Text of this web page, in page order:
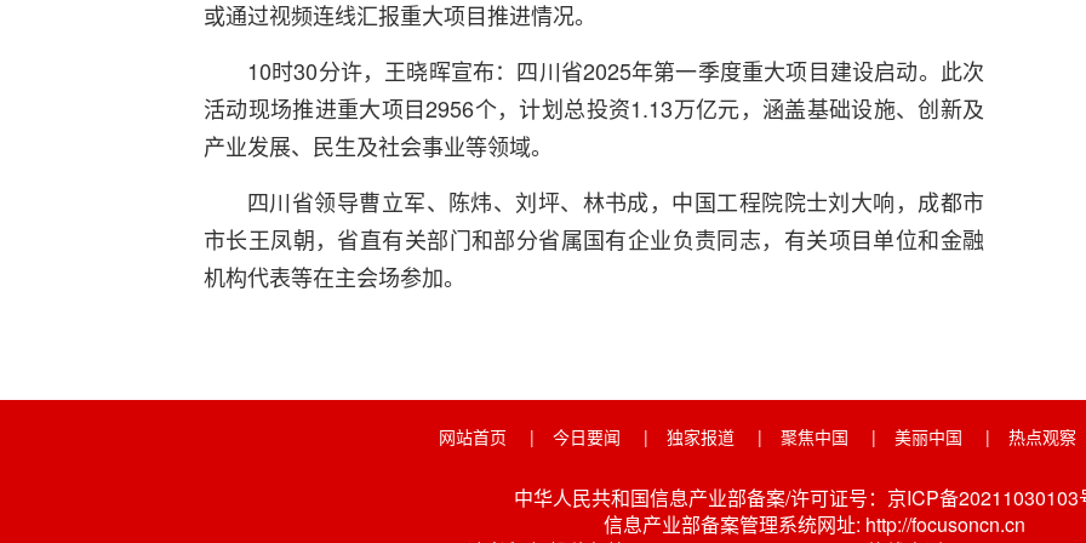
或通过视频连线汇报重大项目推进情况。
10时30分许，王晓晖宣布：四川省2025年第一季度重大项目建设启动。此次
活动现场推进重大项目2956个，计划总投资1.13万亿元，涵盖基础设施、创新及
产业发展、民生及社会事业等领域。
四川省领导曹立军、陈炜、刘坪、林书成，中国工程院院士刘大响，成都市
市长王凤朝，省直有关部门和部分省属国有企业负责同志，有关项目单位和金融
机构代表等在主会场参加。
网站首页 | 今日要闻 | 独家报道 | 聚焦中国 | 美丽中国 | 热点观察
中华人民共和国信息产业部备案/许可证号：京ICP备20211030103
信息产业部备案管理系统网址: http://focusoncn.cn